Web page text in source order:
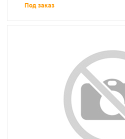
Под заказ